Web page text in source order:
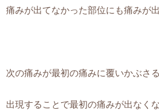
痛みが出てなかった部位にも痛みが
次の痛みが最初の痛みに覆いかぶさる
出現することで最初の痛みが出なく